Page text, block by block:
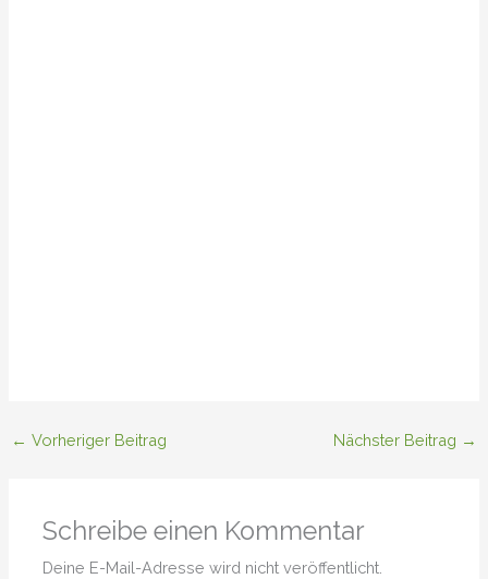
← Vorheriger Beitrag Nächster Beitrag →
Schreibe einen Kommentar
Deine E-Mail-Adresse wird nicht veröffentlicht.